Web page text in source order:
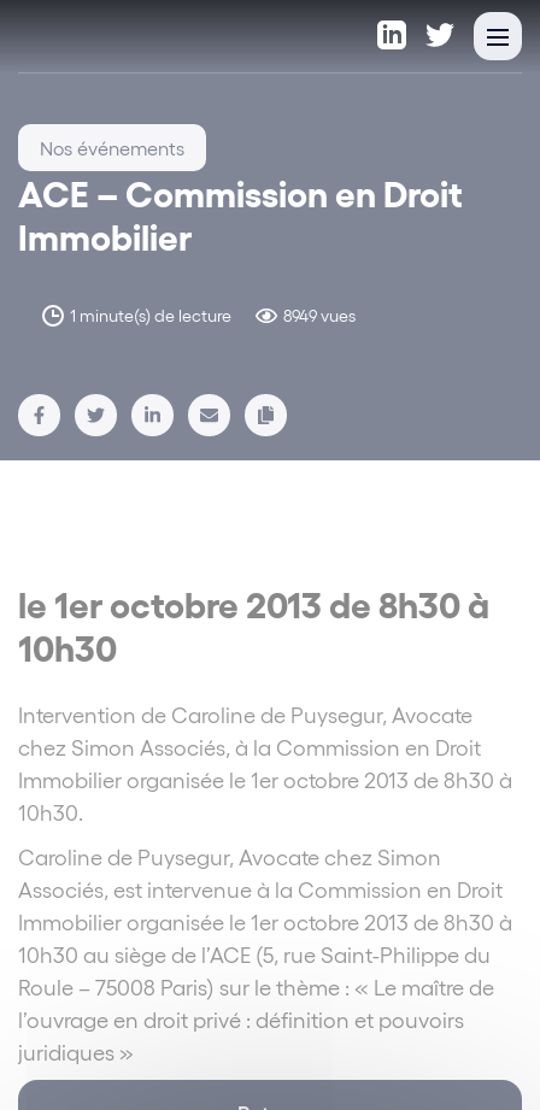
ACE – Commission en Droit
Immobilier
1 minute(s) de lecture 8949 vues
Nos événements
le 1er octobre 2013 de 8h30 à
10h30
Intervention de Caroline de Puysegur, Avocate
chez Simon Associés, à la Commission en Droit
Immobilier organisée le 1er octobre 2013 de 8h30 à
10h30.
Caroline de Puysegur, Avocate chez Simon
Associés, est intervenue à la Commission en Droit
Immobilier organisée le 1er octobre 2013 de 8h30 à
10h30 au siège de l’ACE (5, rue Saint-Philippe du
Roule – 75008 Paris) sur le thème : « Le maître de
l’ouvrage en droit privé : définition et pouvoirs
juridiques »